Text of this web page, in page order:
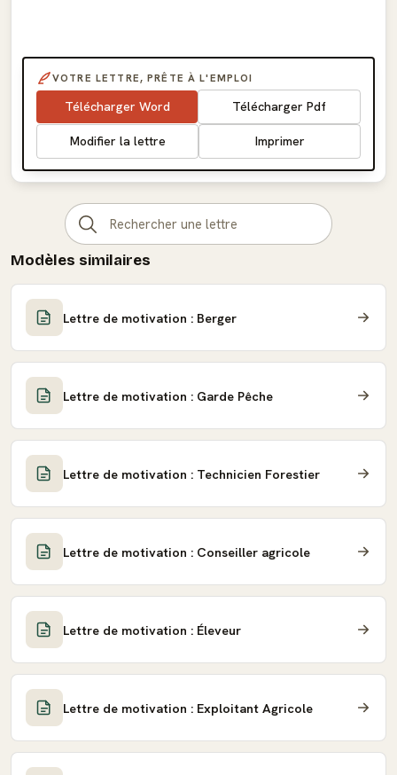
VOTRE LETTRE, PRÊTE À L'EMPLOI
Télécharger Word Télécharger Pdf
Modifier la lettre Imprimer
Modèles similaires
Lettre de motivation : Berger
Lettre de motivation : Garde Pêche
Lettre de motivation : Technicien Forestier
Lettre de motivation : Conseiller agricole
Lettre de motivation : Éleveur
Lettre de motivation : Exploitant Agricole